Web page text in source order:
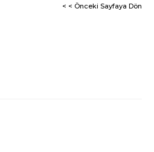
< < Önceki Sayfaya Dön